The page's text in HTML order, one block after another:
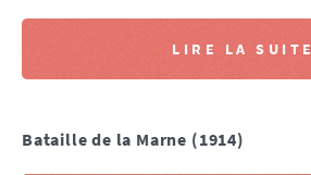
LIRE LA SUITE
Bataille de la Marne (1914)